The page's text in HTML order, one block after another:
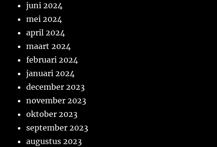
juni 2024
mei 2024
april 2024
maart 2024
februari 2024
januari 2024
december 2023
november 2023
oktober 2023
september 2023
augustus 2023